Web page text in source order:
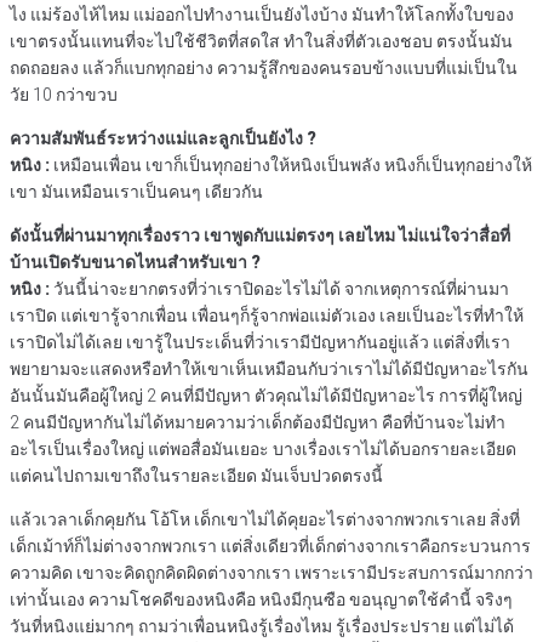
ไง แม่ร้องไห้ไหม แม่ออกไปทำงานเป็นยังไงบ้าง มันทำให้โลกทั้งใบของ
เขาตรงนั้นแทนที่จะไปใช้ชีวิตที่สดใส ทำในสิ่งที่ตัวเองชอบ ตรงนั้นมัน
ถดถอยลง แล้วก็แบกทุกอย่าง ความรู้สึกของคนรอบข้างแบบที่แม่เป็นใน
วัย 10 กว่าขวบ
ความสัมพันธ์ระหว่างแม่และลูกเป็นยังไง ?
หนิง : เหมือนเพื่อน เขาก็เป็นทุกอย่างให้หนิงเป็นพลัง หนิงก็เป็นทุกอย่างให้
เขา มันเหมือนเราเป็นคนๆ เดียวกัน
ดังนั้นที่ผ่านมาทุกเรื่องราว เขาพูดกับแม่ตรงๆ เลยไหม ไม่แน่ใจว่าสื่อที่
บ้านเปิดรับขนาดไหนสำหรับเขา ?
หนิง : วันนี้น่าจะยากตรงที่ว่าเราปิดอะไรไม่ได้ จากเหตุการณ์ที่ผ่านมา
เราปิด แต่เขารู้จากเพื่อน เพื่อนๆก็รู้จากพ่อแม่ตัวเอง เลยเป็นอะไรที่ทำให้
เราปิดไม่ได้เลย เขารู้ในประเด็นที่ว่าเรามีปัญหากันอยู่แล้ว แต่สิ่งที่เรา
พยายามจะแสดงหรือทำให้เขาเห็นเหมือนกับว่าเราไม่ได้มีปัญหาอะไรกัน
อันนั้นมันคือผู้ใหญ่ 2 คนที่มีปัญหา ตัวคุณไม่ได้มีปัญหาอะไร การที่ผู้ใหญ่
2 คนมีปัญหากันไม่ได้หมายความว่าเด็กต้องมีปัญหา คือที่บ้านจะไม่ทำ
อะไรเป็นเรื่องใหญ่ แต่พอสื่อมันเยอะ บางเรื่องเราไม่ได้บอกรายละเอียด
แต่คนไปถามเขาถึงในรายละเอียด มันเจ็บปวดตรงนี้
แล้วเวลาเด็กคุยกัน โอ้โห เด็กเขาไม่ได้คุยอะไรต่างจากพวกเราเลย สิ่งที่
เด็กเม้าท์ก็ไม่ต่างจากพวกเรา แต่สิ่งเดียวที่เด็กต่างจากเราคือกระบวนการ
ความคิด เขาจะคิดถูกคิดผิดต่างจากเรา เพราะเรามีประสบการณ์มากกว่า
เท่านั้นเอง ความโชคดีของหนิงคือ หนิงมีกุนซือ ขอนุญาตใช้คำนี้ จริงๆ
วันที่หนิงแย่มากๆ ถามว่าเพื่อนหนิงรู้เรื่องไหม รู้เรื่องประปราย แต่ไม่ได้